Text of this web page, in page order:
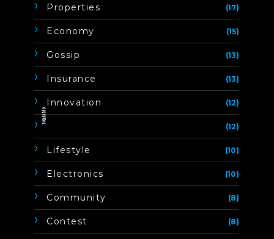
Properties (17)
Economy (15)
Gossip (13)
Insurance (13)
Innovation (12)
(12)
Lifestyle (10)
Electronics (10)
Community (8)
Contest (8)